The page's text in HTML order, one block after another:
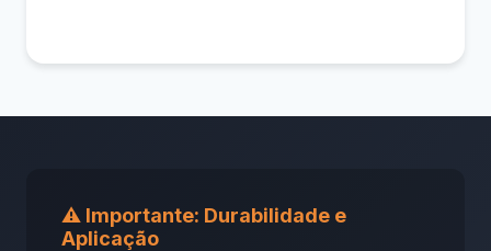
⚠️ Importante: Durabilidade e
Aplicação